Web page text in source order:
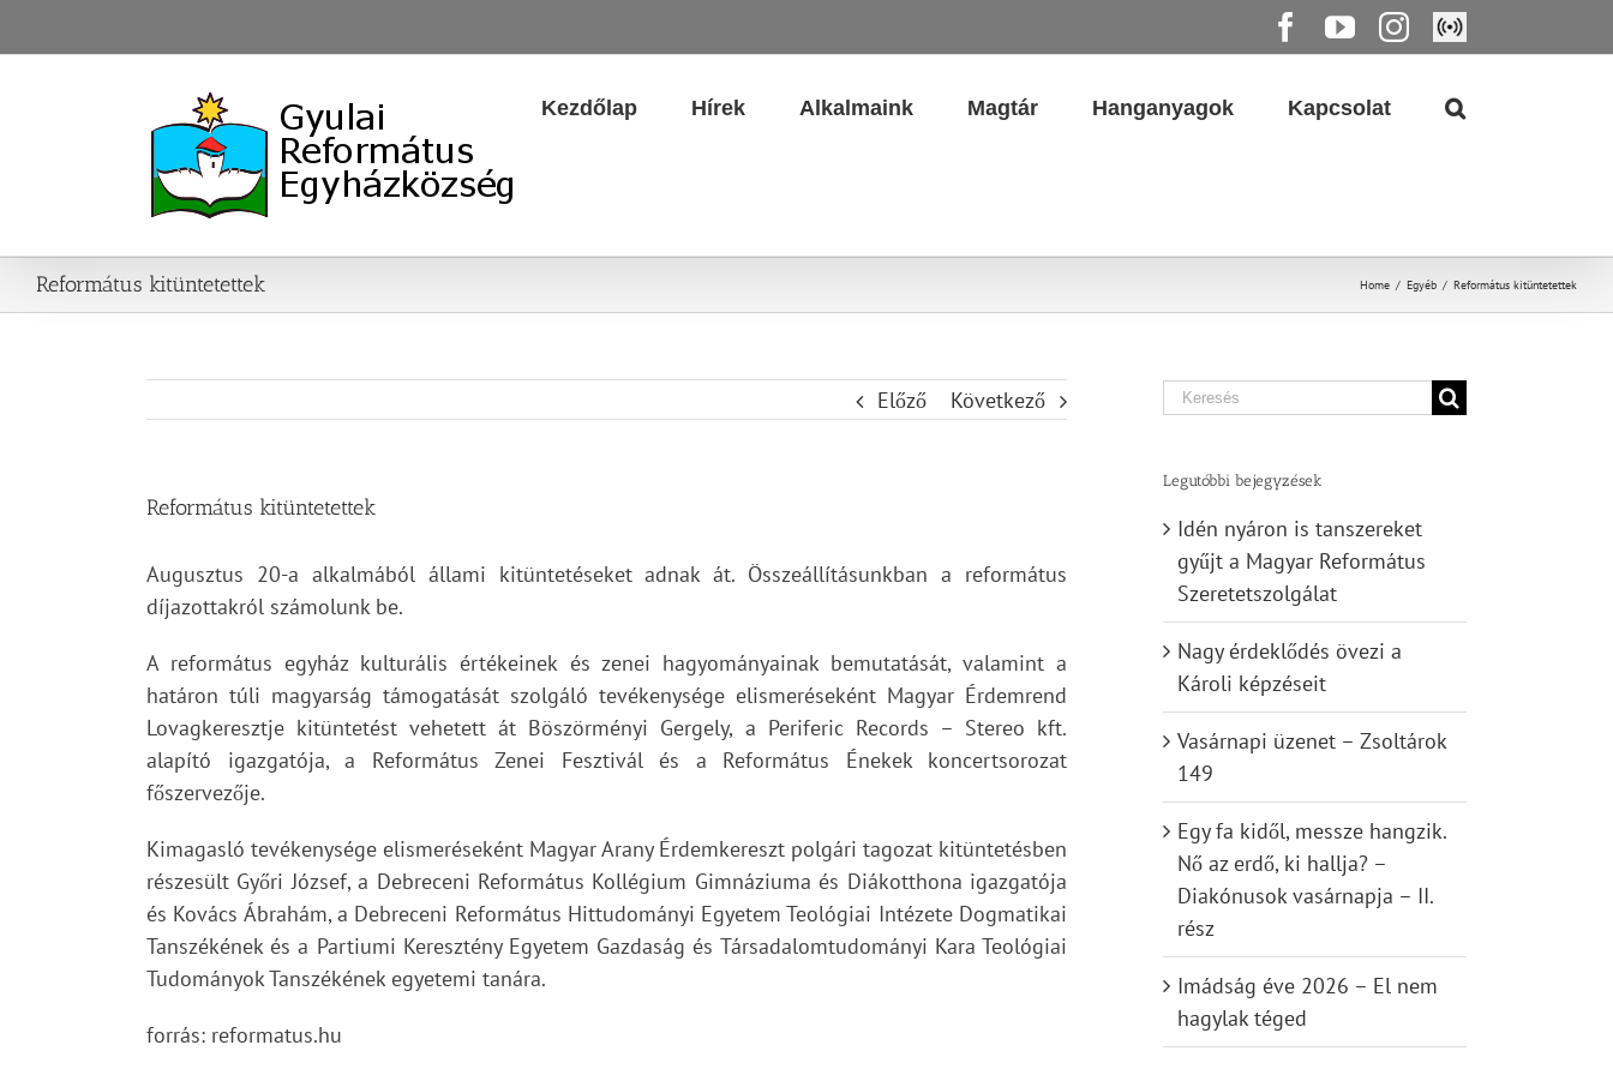
to
Facebook
YouTube
Instagram
Élő
közvetítés
Kezdőlap Hírek Alkalmaink Magtár Hanganyagok Kapcsolat
Református kitüntetettek Home / Egyéb / Református kitüntetettek
Előző Következő
Református kitüntetettek
Augusztus 20-a alkalmából állami kitüntetéseket adnak át. Összeállításunkban a református
díjazottakról számolunk be.
A református egyház kulturális értékeinek és zenei hagyományainak bemutatását, valamint a
határon túli magyarság támogatását szolgáló tevékenysége elismeréseként Magyar Érdemrend
Lovagkeresztje kitüntetést vehetett át Böszörményi Gergely, a Periferic Records – Stereo kft.
alapító igazgatója, a Református Zenei Fesztivál és a Református Énekek koncertsorozat
főszervezője.
Kimagasló tevékenysége elismeréseként Magyar Arany Érdemkereszt polgári tagozat kitüntetésben
részesült Győri József, a Debreceni Református Kollégium Gimnáziuma és Diákotthona igazgatója
és Kovács Ábrahám, a Debreceni Református Hittudományi Egyetem Teológiai Intézete Dogmatikai
Tanszékének és a Partiumi Keresztény Egyetem Gazdaság és Társadalomtudományi Kara Teológiai
Tudományok Tanszékének egyetemi tanára.
forrás: reformatus.hu
Search
Legutóbbi bejegyzések
Idén nyáron is tanszereket
gyűjt a Magyar Református
Szeretetszolgálat
Nagy érdeklődés övezi a
Károli képzéseit
Vasárnapi üzenet – Zsoltárok
149
Egy fa kidől, messze hangzik.
Nő az erdő, ki hallja? –
Diakónusok vasárnapja – II.
rész
Imádság éve 2026 – El nem
hagylak téged